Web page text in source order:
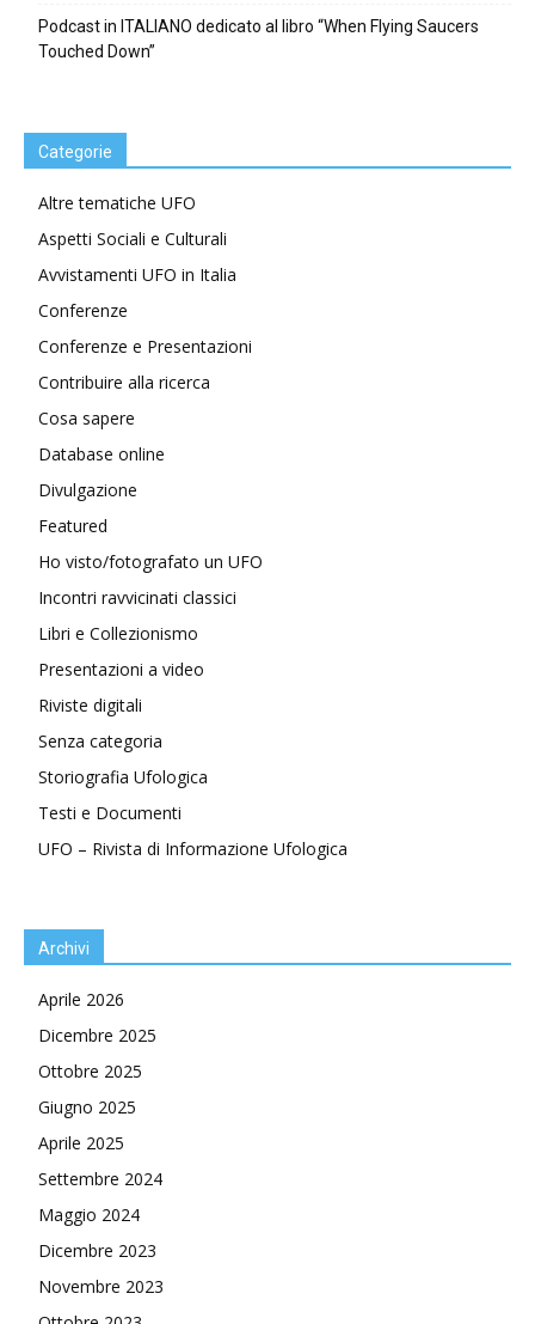
Podcast in ITALIANO dedicato al libro “When Flying Saucers
Touched Down”
Categorie
Altre tematiche UFO
Aspetti Sociali e Culturali
Avvistamenti UFO in Italia
Conferenze
Conferenze e Presentazioni
Contribuire alla ricerca
Cosa sapere
Database online
Divulgazione
Featured
Ho visto/fotografato un UFO
Incontri ravvicinati classici
Libri e Collezionismo
Presentazioni a video
Riviste digitali
Senza categoria
Storiografia Ufologica
Testi e Documenti
UFO – Rivista di Informazione Ufologica
Archivi
Aprile 2026
Dicembre 2025
Ottobre 2025
Giugno 2025
Aprile 2025
Settembre 2024
Maggio 2024
Dicembre 2023
Novembre 2023